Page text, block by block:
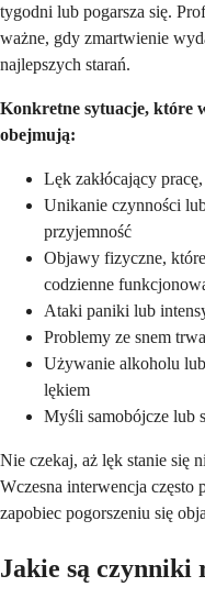
tygodni lub pogarsza się.
ważne, gdy zmartwienie
najlepszych starań.
Konkretne sytuacje, które
obejmują:
Lęk zakłócający
Unikanie czynności
przyjemność
Objawy fizyczne,
codzienne
Ataki paniki lub
Problemy ze snem
Używanie alkoholu
lękiem
Myśli samobójcze lub
Nie czekaj, aż lęk stanie się
Wczesna interwencja
zapobiec pogorszeniu się
Jakie są czynniki